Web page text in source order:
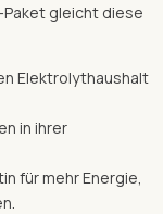
Paket gleicht diese
Elektrolythaushalt
in ihrer
für mehr Energie,